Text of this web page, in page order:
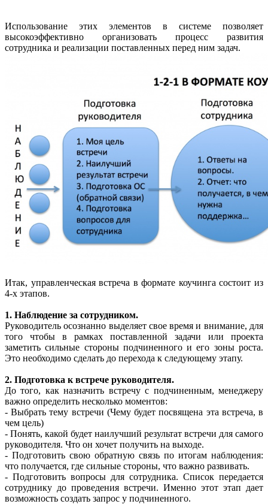
Использование этих элементов в системе позволяет
высокоэффективно организовать процесс развития
сотрудника и реализации поставленных перед ним задач.
Итак, управленческая встреча в формате коучинга состоит из
4-х этапов.
1. Наблюдение за сотрудником.
Руководитель осознанно выделяет свое время и внимание, для
того чтобы в рамках поставленной задачи или проекта
заметить сильные стороны подчиненного и его зоны роста.
Это необходимо сделать до перехода к следующему этапу.
2. Подготовка к встрече руководителя.
До того, как назначить встречу с подчиненным, менеджеру
важно определить несколько моментов:
- Выбрать тему встречи (Чему будет посвящена эта встреча, в
чем цель)
- Понять, какой будет наилучший результат встречи для самого
руководителя. Что он хочет получить на выходе.
- Подготовить свою обратную связь по итогам наблюдения:
что получается, где сильные стороны, что важно развивать.
- Подготовить вопросы для сотрудника. Список передается
сотруднику до проведения встречи. Именно этот этап дает
возможность создать запрос у подчиненного.